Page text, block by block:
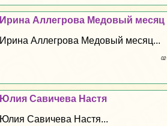
Ирина Аллегрова Медовый месяц
Ирина Аллегрова Медовый месяц...
02
Юлия Савичева Настя
Юлия Савичева Настя...